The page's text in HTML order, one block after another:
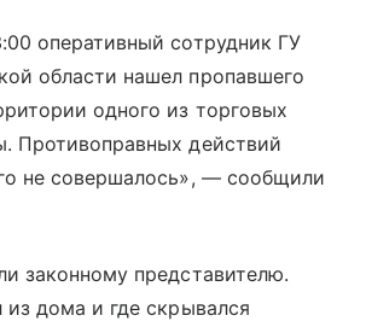
оперативный сотрудник ГУ
области нашел пропавшего
одного из торговых
Противоправных действий
не совершалось», — сообщили
законному представителю.
дома и где скрывался